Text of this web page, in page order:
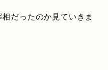
だったのか見ていきま